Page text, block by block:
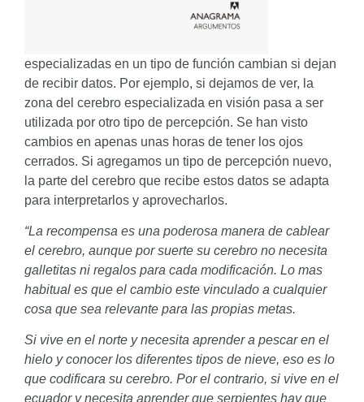
especializadas en un tipo de función cambian si dejan
de recibir datos. Por ejemplo, si dejamos de ver, la
zona del cerebro especializada en visión pasa a ser
utilizada por otro tipo de percepción. Se han visto
cambios en apenas unas horas de tener los ojos
cerrados. Si agregamos un tipo de percepción nuevo,
la parte del cerebro que recibe estos datos se adapta
para interpretarlos y aprovecharlos.
“La recompensa es una poderosa manera de cablear
el cerebro, aunque por suerte su cerebro no necesita
galletitas ni regalos para cada modificación. Lo mas
habitual es que el cambio este vinculado a cualquier
cosa que sea relevante para las propias metas.
Si vive en el norte y necesita aprender a pescar en el
hielo y conocerlos diferentes tipos de nieve, eso es lo
que codificara su cerebro. Por el contrario, si vive en el
ecuador y necesita aprender que serpientes hay que